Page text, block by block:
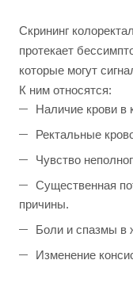
Скрининг
протекает
которые могут
К ним относятся:
Наличие крови в
Ректальные
Чувство
Существенная
причины.
Боли и спазмы в
Изменение